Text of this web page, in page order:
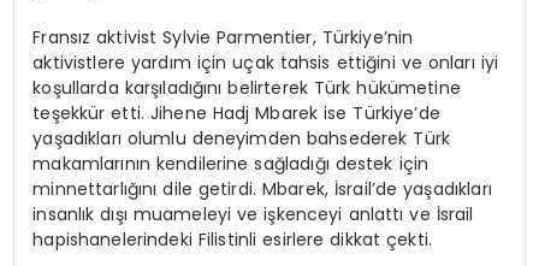
Fransız aktivist Sylvie Parmentier, Türkiye’nin
aktivistlere yardım için uçak tahsis ettiğini ve onları iyi
koşullarda karşıladığını belirterek Türk hükümetine
teşekkür etti. Jihene Hadj Mbarek ise Türkiye’de
yaşadıkları olumlu deneyimden bahsederek Türk
makamlarının kendilerine sağladığı destek için
minnettarlığını dile getirdi. Mbarek, İsrail’de yaşadıkları
insanlık dışı muameleyi ve işkenceyi anlattı ve İsrail
hapishanelerindeki Filistinli esirlere dikkat çekti.